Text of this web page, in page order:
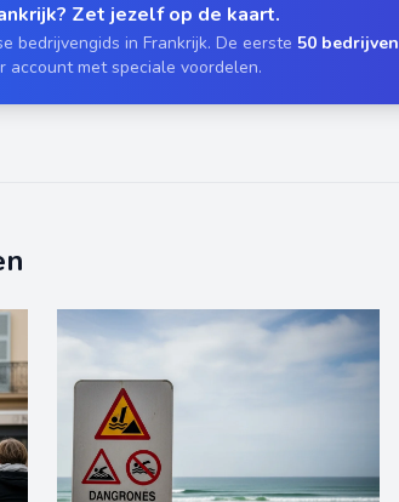
Zet jezelf op de kaart.
bedrijvengids in Frankrijk. De eerste 50 bedrijven
account met speciale voordelen.